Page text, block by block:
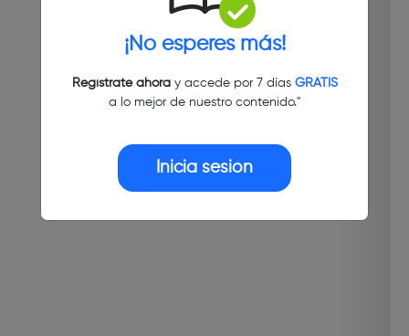
¡No esperes más!
Regístrate ahoray accede por 7 días GRATIS
a lo mejor de nuestro contenido."
Inicia sesión